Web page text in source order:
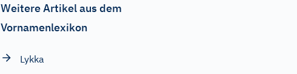
Weitere Artikel aus dem
Vornamenlexikon
Lykka